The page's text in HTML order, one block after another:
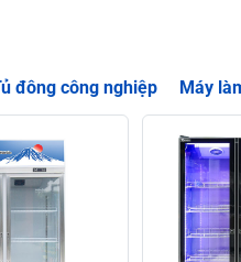
đông công nghiệp Máy